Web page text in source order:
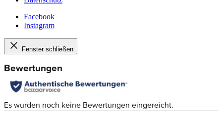
Facebook
Instagram
Fenster schließen